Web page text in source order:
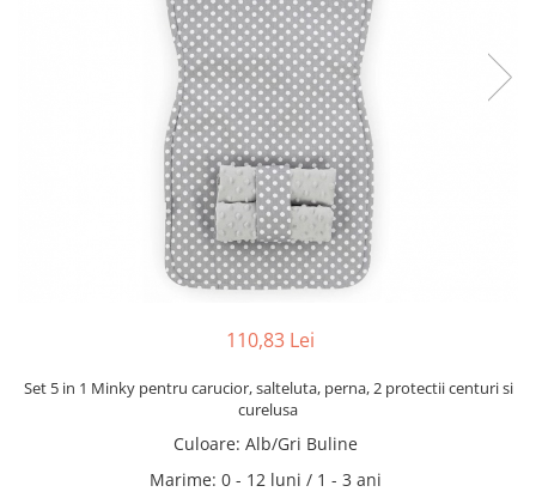
110,83 Lei
Set 5 in 1 Minky pentru carucior, salteluta, perna, 2 protectii centuri si
curelusa
Culoare: Alb/Gri Buline
Marime: 0 - 12 luni / 1 - 3 ani